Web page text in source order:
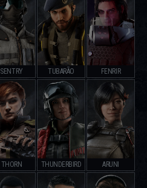
SENTRY TUBARÃO FENRIR
THORN THUNDERBIRD ARUNI